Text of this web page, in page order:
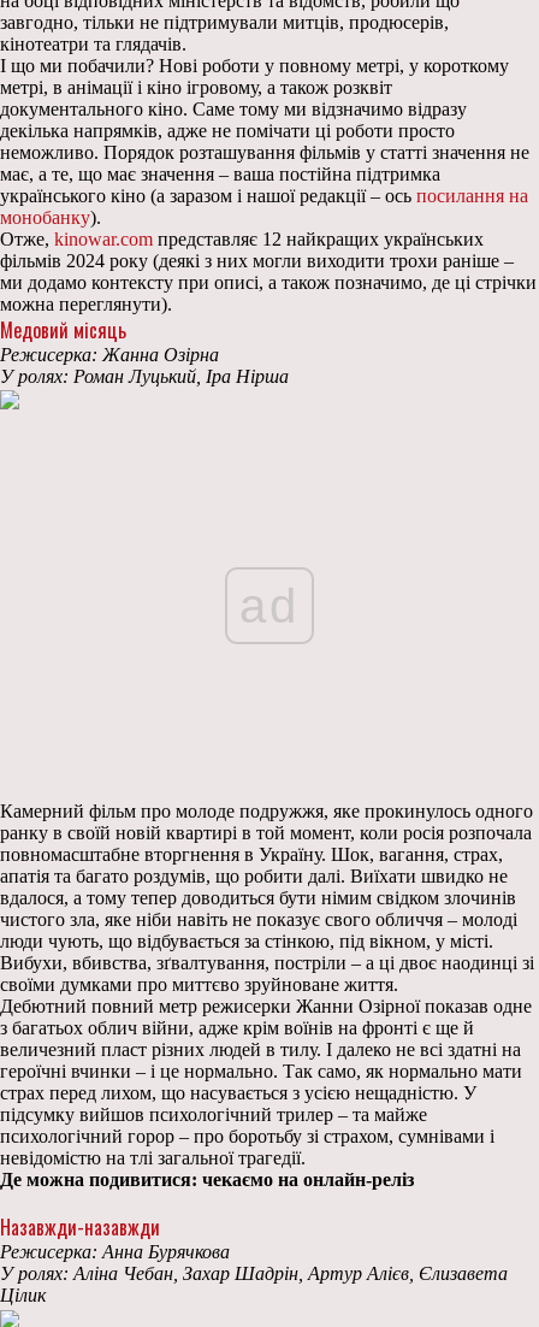
завгодно, тільки не підтримували митців, продюсерів,
кінотеатри та глядачів.
І що ми побачили? Нові роботи у повному метрі, у короткому
метрі, в анімації і кіно ігровому, а також розквіт
документального кіно. Саме тому ми відзначимо відразу
декілька напрямків, адже не помічати ці роботи просто
неможливо. Порядок розташування фільмів у статті значення не
має, а те, що має значення – ваша постійна підтримка
українського кіно (а заразом і нашої редакції – ось посилання на
монобанку).
Отже, kinowar.com представляє 12 найкращих українських
фільмів 2024 року (деякі з них могли виходити трохи раніше –
ми додамо контексту при описі, а також позначимо, де ці стрічки
можна переглянути).
Медовий місяць
Режисерка: Жанна Озірна
У ролях: Роман Луцький, Іра Нірша
ad
Камерний фільм про молоде подружжя, яке прокинулось одного
ранку в своїй новій квартирі в той момент, коли росія розпочала
повномасштабне вторгнення в Україну. Шок, вагання, страх,
апатія та багато роздумів, що робити далі. Виїхати швидко не
вдалося, а тому тепер доводиться бути німим свідком злочинів
чистого зла, яке ніби навіть не показує свого обличчя – молоді
люди чують, що відбувається за стінкою, під вікном, у місті.
Вибухи, вбивства, зґвалтування, постріли – а ці двоє наодинці зі
своїми думками про миттєво зруйноване життя.
Дебютний повний метр режисерки Жанни Озірної показав одне
з багатьох облич війни, адже крім воїнів на фронті є ще й
величезний пласт різних людей в тилу. І далеко не всі здатні на
героїчні вчинки – і це нормально. Так само, як нормально мати
страх перед лихом, що насувається з усією нещадністю. У
підсумку вийшов психологічний трилер – та майже
психологічний горор – про боротьбу зі страхом, сумнівами і
невідомістю на тлі загальної трагедії.
Де можна подивитися: чекаємо на онлайн-реліз
Назавжди-назавжди
Режисерка: Анна Бурячкова
У ролях: Аліна Чебан, Захар Шадрін, Артур Алієв, Єлизавета
Цілик